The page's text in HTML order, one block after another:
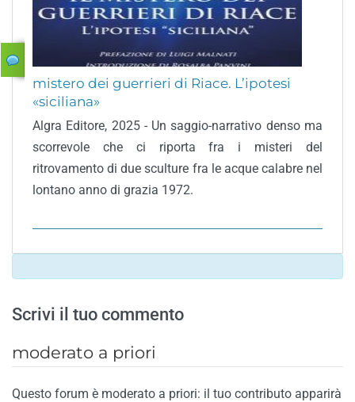
mistero dei guerrieri di Riace. L’ipotesi
«siciliana»
Algra Editore, 2025 - Un saggio-narrativo denso ma
scorrevole che ci riporta fra i misteri del
ritrovamento di due sculture fra le acque calabre nel
lontano anno di grazia 1972.
Scrivi il tuo commento
moderato a priori
Questo forum è moderato a priori: il tuo contributo apparirà